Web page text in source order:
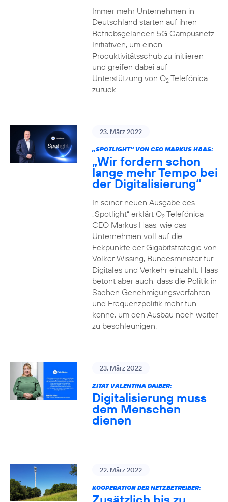
Immer mehr Unternehmen in
Deutschland starten auf ihren
Betriebsgeländen 5G Campusnetz-
Initiativen, um einen
Produktivitätsschub zu initiieren
und greifen dabei auf
Unterstützung von O2Telefónica
zurück.
23. März 2022
„SPOTLIGHT“ VON CEO MARKUS HAAS:
„Wir fordern schon
lange mehr Tempo bei
der Digitalisierung“
In seiner neuen Ausgabe des
„Spotlight“ erklärt O2Telefónica
CEO Markus Haas, wie das
Unternehmen voll auf die
Eckpunkte der Gigabitstrategie von
Volker Wissing, Bundesminister für
Digitales und Verkehr einzahlt. Haas
betont aber auch, dass die Politik in
Sachen Genehmigungsverfahren
und Frequenzpolitik mehr tun
könne, um den Ausbau noch weiter
zu beschleunigen.
23. März 2022
ZITAT VALENTINA DAIBER:
Digitalisierung muss
dem Menschen
dienen
22. März 2022
KOOPERATION DER NETZBETREIBER: